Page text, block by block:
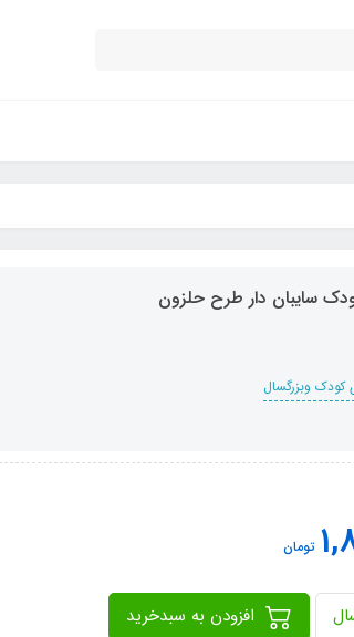
سایبان دار طرح حلزون
کودک وبزرگسال
تومان